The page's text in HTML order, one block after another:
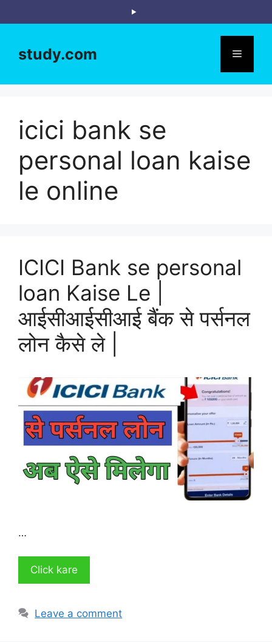
to
study.com Menu
icici bank se
personal loan kaise
le online
ICICI Bank se personal
loan Kaise Le |
आईसीआईसीआई बैंक से पर्सनल
लोन कैसे ले |
…
Click kare
Leave a comment